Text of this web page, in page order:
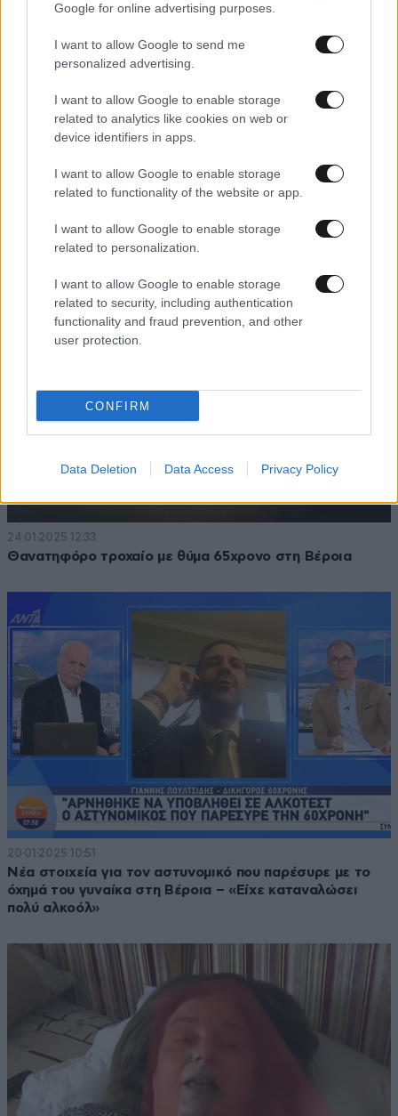
Google for online advertising purposes.
I want to allow Google to send me
personalized advertising.
I want to allow Google to enable storage
related to analytics like cookies on web or
device identifiers in apps.
I want to allow Google to enable storage
related to functionality of the website or app.
I want to allow Google to enable storage
related to personalization.
I want to allow Google to enable storage
related to security, including authentication
functionality and fraud prevention, and other
user protection.
CONFIRM
Data Deletion Data Access Privacy Policy
28·01·2025 18:57
γυναίκες κι έναν ηλικιωμένο – Τους «πήραν» σχεδόν
60.000 ευρώ
24·01·2025 12:33
Θανατηφόρο τροχαίο με θύμα 65χρονο στη Βέροια
20·01·2025 10:51
Νέα στοιχεία για τον αστυνομικό που παρέσυρε με το
όχημά του γυναίκα στη Βέροια – «Είχε καταναλώσει
πολύ αλκοόλ»